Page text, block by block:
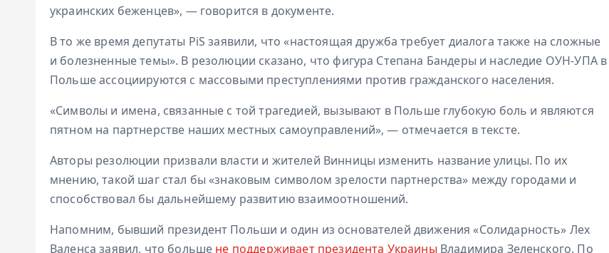
украинских беженцев», — говорится в документе.
В то же время депутаты PiS заявили, что «настоящая дружба требует диалога также на сложные
и болезненные темы». В резолюции сказано, что фигура Степана Бандеры и наследие ОУН-УПА в
Польше ассоциируются с массовыми преступлениями против гражданского населения.
«Символы и имена, связанные с той трагедией, вызывают в Польше глубокую боль и являются
пятном на партнерстве наших местных самоуправлений», — отмечается в тексте.
Авторы резолюции призвали власти и жителей Винницы изменить название улицы. По их
мнению, такой шаг стал бы «знаковым символом зрелости партнерства» между городами и
способствовал бы дальнейшему развитию взаимоотношений.
Напомним, бывший президент Польши и один из основателей движения «Солидарность» Лех
Валенса заявил, что больше не поддерживает президента Украины Владимира Зеленского. По